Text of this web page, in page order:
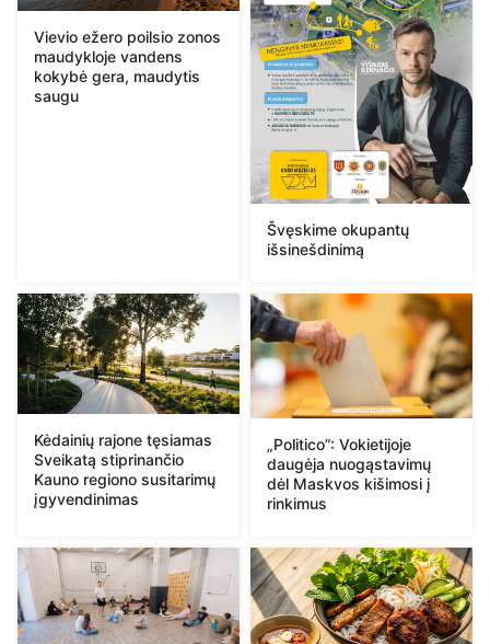
Vievio ežero poilsio zonos
maudykloje vandens
kokybė gera, maudytis
saugu
Švęskime okupantų
išsinešdinimą
Kėdainių rajone tęsiamas
Sveikatą stiprinančio
Kauno regiono susitarimų
įgyvendinimas
„Politico”: Vokietijoje
daugėja nuogąstavimų
dėl Maskvos kišimosi į
rinkimus